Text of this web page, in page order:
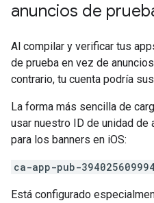
anuncios de
Al compilar y verificar tus
de prueba en vez de
contrario, tu cuenta podría
La forma más sencilla de
usar nuestro ID de unidad
para los banners en iOS:
ca-app-pub-
Está configurado